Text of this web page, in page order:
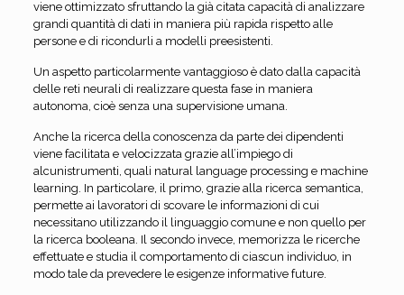
viene ottimizzato sfruttando la già citata capacità di analizzare
grandi quantità di dati in maniera più rapida rispetto alle
persone e di ricondurli a modelli preesistenti.
Un aspetto particolarmente vantaggioso è dato dalla capacità
delle reti neurali di realizzare questa fase in maniera
autonoma, cioè senza una supervisione umana.
Anche la ricerca della conoscenza da parte dei dipendenti
viene facilitata e velocizzata grazie all’impiego di
alcunistrumenti, quali natural language processing e machine
learning. In particolare, il primo, grazie alla ricerca semantica,
permette ai lavoratori di scovare le informazioni di cui
necessitano utilizzando il linguaggio comune e non quello per
la ricerca booleana. Il secondo invece, memorizza le ricerche
effettuate e studia il comportamento di ciascun individuo, in
modo tale da prevedere le esigenze informative future.